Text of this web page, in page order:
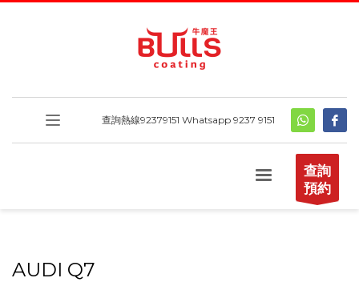
查詢熱線92379151 Whatsapp 9237 9151
查詢
預約
AUDI Q7